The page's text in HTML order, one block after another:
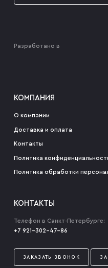
Разработано в
КОМПАНИЯ
О компании
Доставка и оплата
Контакты
Политика
Политика обработки
КОНТАКТЫ
Телефон в Санкт-Петербурге:
+7 921-302-47-86
ЗАКАЗАТЬ ЗВОНОК